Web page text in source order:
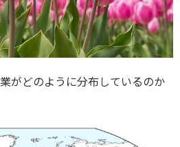
がどのように分布しているのか